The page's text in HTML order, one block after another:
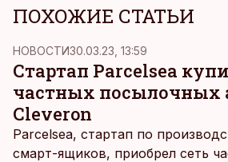
ПОХОЖИЕ СТАТЬИ
НОВОСТИ30.03.23, 13:59
Стартап Parcelsea
частных посылочных
Cleveron
Parcelsea, стартап по
смарт-ящиков, приобрел сеть